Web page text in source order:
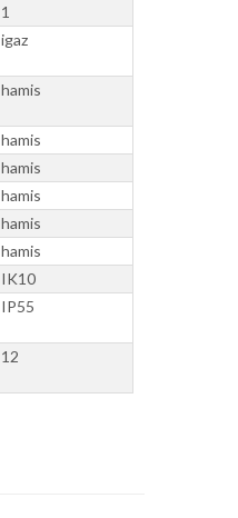
1
igaz
hamis
hamis
hamis
hamis
hamis
hamis
IK10
IP55
12